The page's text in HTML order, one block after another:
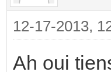
12-17-2013,
Ah oui